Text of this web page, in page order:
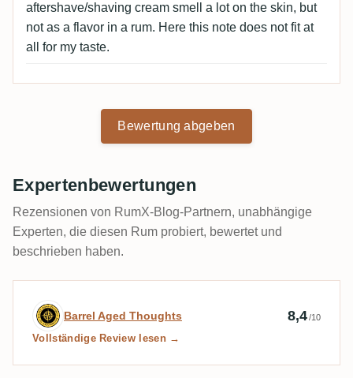
aftershave/shaving cream smell a lot on the skin, but
not as a flavor in a rum. Here this note does not fit at
all for my taste.
Bewertung abgeben
Expertenbewertungen
Rezensionen von RumX-Blog-Partnern, unabhängige
Experten, die diesen Rum probiert, bewertet und
beschrieben haben.
Expertenbewertung von Barrel Aged
Barrel Aged Thoughts 8,4/10
Vollständige Review lesen →